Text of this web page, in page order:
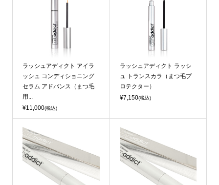
ラッシュアディクト アイラ
ッシュ コンディショニング
セラム アドバンス（まつ毛
用...
¥11,000(税込)
ラッシュアディクト ラッシ
ュ トランスカラ（まつ毛プ
ロテクター）
¥7,150(税込)